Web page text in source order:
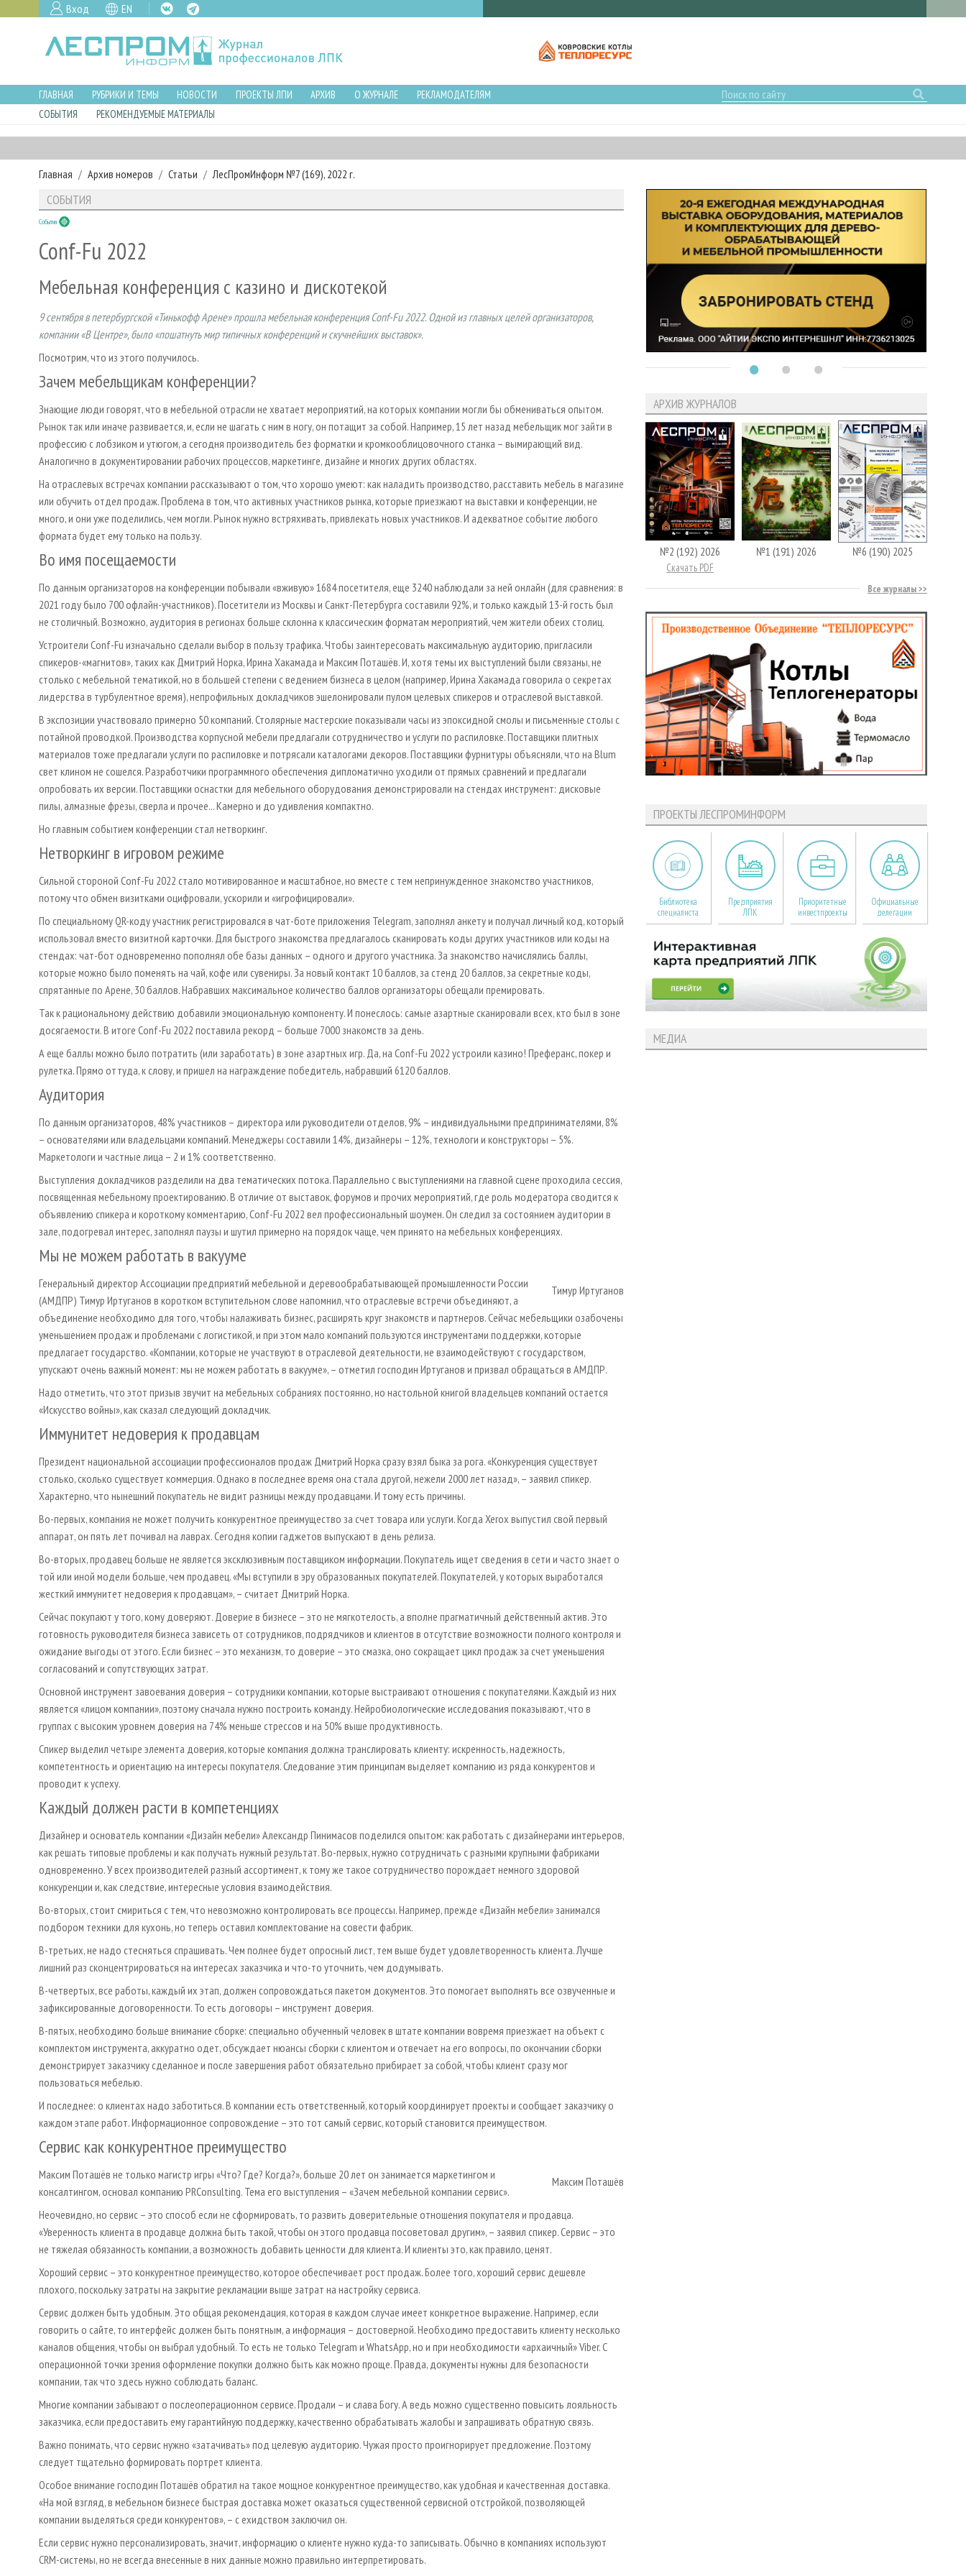
Вход EN
ГЛАВНАЯ РУБРИКИ И ТЕМЫ НОВОСТИ ПРОЕКТЫ ЛПИ АРХИВ О ЖУРНАЛЕ
РЕКЛАМОДАТЕЛЯМ
СОБЫТИЯ
РЕКОМЕНДУЕМЫЕ МАТЕРИАЛЫ
Главная Архив номеров Статьи ЛесПромИнформ №7 (169), 2022 г.
СОБЫТИЯ
События
Conf-Fu 2022
Мебельная конференция с казино и дискотекой
9 сентября в петербургской «Тинькофф Арене» прошла мебельная конференция Conf-Fu 2022. Одной из главных целей организаторов,
компании «В Центре», было «пошатнуть мир типичных конференций и скучнейших выставок».
Посмотрим, что из этого получилось.
Зачем мебельщикам конференции?
Знающие люди говорят, что в мебельной отрасли не хватает мероприятий, на которых компании могли бы обмениваться опытом.
Рынок так или иначе развивается, и, если не шагать с ним в ногу, он потащит за собой. Например, 15 лет назад мебельщик мог зайти в
профессию с лобзиком и утюгом, а сегодня производитель без форматки и кромкооблицовочного станка – вымирающий вид.
Аналогично в документировании рабочих процессов, маркетинге, дизайне и многих других областях.
На отраслевых встречах компании рассказывают о том, что хорошо умеют: как наладить производство, расставить мебель в магазине
или обучить отдел продаж. Проблема в том, что активных участников рынка, которые приезжают на выставки и конференции, не
много, и они уже поделились, чем могли. Рынок нужно встряхивать, привлекать новых участников. И адекватное событие любого
формата будет ему только на пользу.
Во имя посещаемости
По данным организаторов на конференции побывали «вживую» 1684 посетителя, еще 3240 наблюдали за ней онлайн (для сравнения: в
2021 году было 700 офлайн-участников). Посетители из Москвы и Санкт-Петербурга составили 92%, и только каждый 13-й гость был
не столичный. Возможно, аудитория в регионах больше склонна к классическим форматам мероприятий, чем жители обеих столиц.
Устроители Conf-Fu изначально сделали выбор в пользу трафика. Чтобы заинтересовать максимальную аудиторию, пригласили
спикеров-«магнитов», таких как Дмитрий Норка, Ирина Хакамада и Максим Поташёв. И, хотя темы их выступлений были связаны, не
столько с мебельной тематикой, но в большей степени с ведением бизнеса в целом (например, Ирина Хакамада говорила о секретах
лидерства в турбулентное время), непрофильных докладчиков эшелонировали пулом целевых спикеров и отраслевой выставкой.
В экспозиции участвовало примерно 50 компаний. Столярные мастерские показывали часы из эпоксидной смолы и письменные столы с
потайной проводкой. Производства корпусной мебели предлагали сотрудничество и услуги по распиловке. Поставщики плитных
материалов тоже предлагали услуги по распиловке и потрясали каталогами декоров. Поставщики фурнитуры объясняли, что на Blum
свет клином не сошелся. Разработчики программного обеспечения дипломатично уходили от прямых сравнений и предлагали
опробовать их версии. Поставщики оснастки для мебельного оборудования демонстрировали на стендах инструмент: дисковые
пилы, алмазные фрезы, сверла и прочее... Камерно и до удивления компактно.
Но главным событием конференции стал нетворкинг.
Нетворкинг в игровом режиме
Сильной стороной Conf-Fu 2022 стало мотивированное и масштабное, но вместе с тем непринужденное знакомство участников,
потому что обмен визитками оцифровали, ускорили и «игрофицировали».
По специальному QR-коду участник регистрировался в чат-боте приложения Telegram, заполнял анкету и получал личный код, который
использовал вместо визитной карточки. Для быстрого знакомства предлагалось сканировать коды других участников или коды на
стендах: чат-бот одновременно пополнял обе базы данных – одного и другого участника. За знакомство начислялись баллы,
которые можно было поменять на чай, кофе или сувениры. За новый контакт 10 баллов, за стенд 20 баллов, за секретные коды,
спрятанные по Арене, 30 баллов. Набравших максимальное количество баллов организаторы обещали премировать.
Так к рациональному действию добавили эмоциональную компоненту. И понеслось: самые азартные сканировали всех, кто был в зоне
досягаемости. В итоге Conf-Fu 2022 поставила рекорд – больше 7000 знакомств за день.
А еще баллы можно было потратить (или заработать) в зоне азартных игр. Да, на Conf-Fu 2022 устроили казино! Преферанс, покер и
рулетка. Прямо оттуда, к слову, и пришел на награждение победитель, набравший 6120 баллов.
Аудитория
По данным организаторов, 48% участников – директора или руководители отделов, 9% – индивидуальными предпринимателями, 8%
– основателями или владельцами компаний. Менеджеры составили 14%, дизайнеры – 12%, технологи и конструкторы – 5%.
Маркетологи и частные лица – 2 и 1% соответственно.
Выступления докладчиков разделили на два тематических потока. Параллельно с выступлениями на главной сцене проходила сессия,
посвященная мебельному проектированию. В отличие от выставок, форумов и прочих мероприятий, где роль модератора сводится к
объявлению спикера и короткому комментарию, Conf-Fu 2022 вел профессиональный шоумен. Он следил за состоянием аудитории в
зале, подогревал интерес, заполнял паузы и шутил примерно на порядок чаще, чем принято на мебельных конференциях.
Мы не можем работать в вакууме
Тимур Иртуганов
Генеральный директор Ассоциации предприятий мебельной и деревообрабатывающей промышленности России
(АМДПР) Тимур Иртуганов в коротком вступительном слове напомнил, что отраслевые встречи объединяют, а
объединение необходимо для того, чтобы налаживать бизнес, расширять круг знакомств и партнеров. Сейчас мебельщики озабочены
уменьшением продаж и проблемами с логистикой, и при этом мало компаний пользуются инструментами поддержки, которые
предлагает государство. «Компании, которые не участвуют в отраслевой деятельности, не взаимодействуют с государством,
упускают очень важный момент: мы не можем работать в вакууме», – отметил господин Иртуганов и призвал обращаться в АМДПР.
Надо отметить, что этот призыв звучит на мебельных собраниях постоянно, но настольной книгой владельцев компаний остается
«Искусство войны», как сказал следующий докладчик.
Иммунитет недоверия к продавцам
Президент национальной ассоциации профессионалов продаж Дмитрий Норка сразу взял быка за рога. «Конкуренция существует
столько, сколько существует коммерция. Однако в последнее время она стала другой, нежели 2000 лет назад», – заявил спикер.
Характерно, что нынешний покупатель не видит разницы между продавцами. И тому есть причины.
Во-первых, компания не может получить конкурентное преимущество за счет товара или услуги. Когда Xerox выпустил свой первый
аппарат, он пять лет почивал на лаврах. Сегодня копии гаджетов выпускают в день релиза.
Во-вторых, продавец больше не является эксклюзивным поставщиком информации. Покупатель ищет сведения в сети и часто знает о
той или иной модели больше, чем продавец. «Мы вступили в эру образованных покупателей. Покупателей, у которых выработался
жесткий иммунитет недоверия к продавцам», – считает Дмитрий Норка.
Сейчас покупают у того, кому доверяют. Доверие в бизнесе – это не мягкотелость, а вполне прагматичный действенный актив. Это
готовность руководителя бизнеса зависеть от сотрудников, подрядчиков и клиентов в отсутствие возможности полного контроля и
ожидание выгоды от этого. Если бизнес – это механизм, то доверие – это смазка, оно сокращает цикл продаж за счет уменьшения
согласований и сопутствующих затрат.
Основной инструмент завоевания доверия – сотрудники компании, которые выстраивают отношения с покупателями. Каждый из них
является «лицом компании», поэтому сначала нужно построить команду. Нейробиологические исследования показывают, что в
группах с высоким уровнем доверия на 74% меньше стрессов и на 50% выше продуктивность.
Спикер выделил четыре элемента доверия, которые компания должна транслировать клиенту: искренность, надежность,
компетентность и ориентацию на интересы покупателя. Следование этим принципам выделяет компанию из ряда конкурентов и
проводит к успеху.
Каждый должен расти в компетенциях
Дизайнер и основатель компании «Дизайн мебели» Александр Пинимасов поделился опытом: как работать с дизайнерами интерьеров,
как решать типовые проблемы и как получать нужный результат. Во-первых, нужно сотрудничать с разными крупными фабриками
одновременно. У всех производителей разный ассортимент, к тому же такое сотрудничество порождает немного здоровой
конкуренции и, как следствие, интересные условия взаимодействия.
Во-вторых, стоит смириться с тем, что невозможно контролировать все процессы. Например, прежде «Дизайн мебели» занимался
подбором техники для кухонь, но теперь оставил комплектование на совести фабрик.
В-третьих, не надо стесняться спрашивать. Чем полнее будет опросный лист, тем выше будет удовлетворенность клиента. Лучше
лишний раз сконцентрироваться на интересах заказчика и что-то уточнить, чем додумывать.
В-четвертых, все работы, каждый их этап, должен сопровождаться пакетом документов. Это помогает выполнять все озвученные и
зафиксированные договоренности. То есть договоры – инструмент доверия.
В-пятых, необходимо больше внимание сборке: специально обученный человек в штате компании вовремя приезжает на объект с
комплектом инструмента, аккуратно одет, обсуждает нюансы сборки с клиентом и отвечает на его вопросы, по окончании сборки
демонстрирует заказчику сделанное и после завершения работ обязательно прибирает за собой, чтобы клиент сразу мог
пользоваться мебелью.
И последнее: о клиентах надо заботиться. В компании есть ответственный, который координирует проекты и сообщает заказчику о
каждом этапе работ. Информационное сопровождение – это тот самый сервис, который становится преимуществом.
Сервис как конкурентное преимущество
Максим Поташёв
Максим Поташёв не только магистр игры «Что? Где? Когда?», больше 20 лет он занимается маркетингом и
консалтингом, основал компанию PRConsulting. Тема его выступления – «Зачем мебельной компании сервис».
Неочевидно, но сервис – это способ если не сформировать, то развить доверительные отношения покупателя и продавца.
«Уверенность клиента в продавце должна быть такой, чтобы он этого продавца посоветовал другим», – заявил спикер. Сервис – это
не тяжелая обязанность компании, а возможность добавить ценности для клиента. И клиенты это, как правило, ценят.
Хороший сервис – это конкурентное преимущество, которое обеспечивает рост продаж. Более того, хороший сервис дешевле
плохого, поскольку затраты на закрытие рекламации выше затрат на настройку сервиса.
Сервис должен быть удобным. Это общая рекомендация, которая в каждом случае имеет конкретное выражение. Например, если
говорить о сайте, то интерфейс должен быть понятным, а информация – достоверной. Необходимо предоставить клиенту несколько
каналов общения, чтобы он выбрал удобный. То есть не только Telegram и WhatsApp, но и при необходимости «архаичный» Viber. С
операционной точки зрения оформление покупки должно быть как можно проще. Правда, документы нужны для безопасности
компании, так что здесь нужно соблюдать баланс.
Многие компании забывают о послеоперационном сервисе. Продали – и слава Богу. А ведь можно существенно повысить лояльность
заказчика, если предоставить ему гарантийную поддержку, качественно обрабатывать жалобы и запрашивать обратную связь.
Важно понимать, что сервис нужно «затачивать» под целевую аудиторию. Чужая просто проигнорирует предложение. Поэтому
следует тщательно формировать портрет клиента.
Особое внимание господин Поташёв обратил на такое мощное конкурентное преимущество, как удобная и качественная доставка.
«На мой взгляд, в мебельном бизнесе быстрая доставка может оказаться существенной сервисной отстройкой, позволяющей
компании выделяться среди конкурентов», – с ехидством заключил он.
Если сервис нужно персонализировать, значит, информацию о клиенте нужно куда-то записывать. Обычно в компаниях используют
CRM-системы, но не всегда внесенные в них данные можно правильно интерпретировать.
АРХИВ ЖУРНАЛОВ
№2 (192) 2026
Скачать PDF
№1 (191) 2026 №6 (190) 2025
Все журналы
ПРОЕКТЫ ЛЕСПРОМИНФОРМ
Библиотека
специалиста
Предприятия
ЛПК
Приоритетные
инвестпроекты
Официальные
делегации
МЕДИА